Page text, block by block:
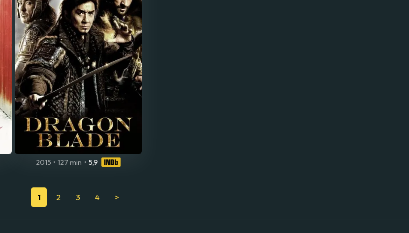
2015 • 127 min • 5,9
1 2 3 4 >